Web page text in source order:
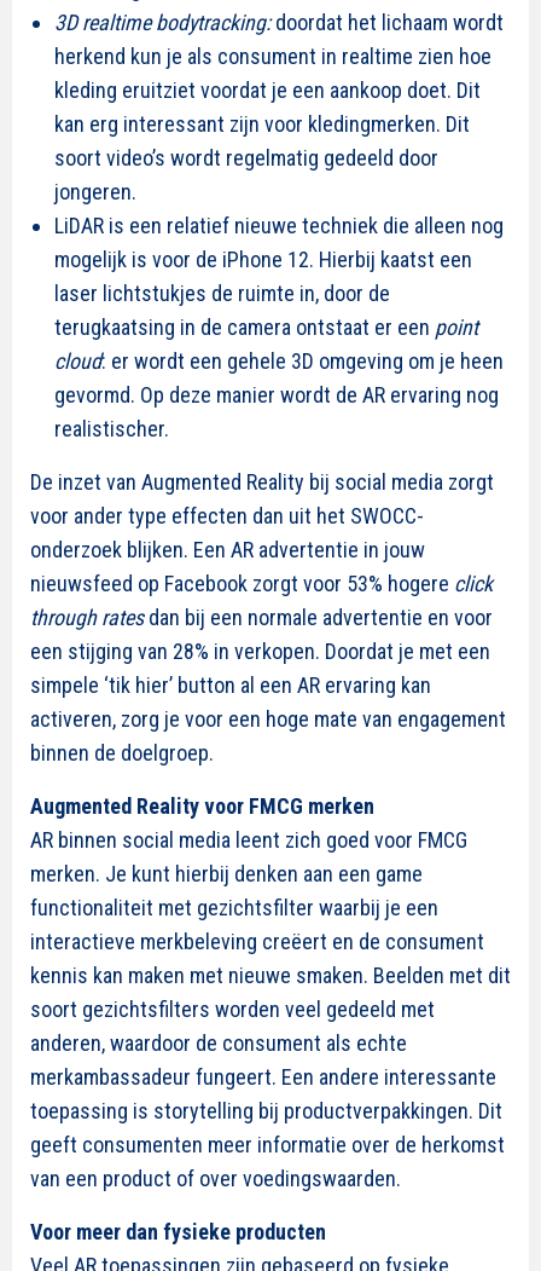
3D realtime bodytracking:doordat het lichaam wordt
herkend kun je als consument in realtime zien hoe
kleding eruitziet voordat je een aankoop doet. Dit
kan erg interessant zijn voor kledingmerken. Dit
soort video’s wordt regelmatig gedeeld door
jongeren.
LiDAR is een relatief nieuwe techniek die alleen nog
mogelijk is voor de iPhone 12. Hierbij kaatst een
laser lichtstukjes de ruimte in, door de
terugkaatsing in de camera ontstaat er een point
cloud: er wordt een gehele 3D omgeving om je heen
gevormd. Op deze manier wordt de AR ervaring nog
realistischer.
De inzet van Augmented Reality bij social media zorgt
voor ander type effecten dan uit het SWOCC-
onderzoek blijken. Een AR advertentie in jouw
nieuwsfeed op Facebook zorgt voor 53% hogere click
through ratesdan bij een normale advertentie en voor
een stijging van 28% in verkopen. Doordat je met een
simpele ‘tik hier’ button al een AR ervaring kan
activeren, zorg je voor een hoge mate van engagement
binnen de doelgroep.
Augmented Reality voor FMCG merken
AR binnen social media leent zich goed voor FMCG
merken. Je kunt hierbij denken aan een game
functionaliteit met gezichtsfilter waarbij je een
interactieve merkbeleving creëert en de consument
kennis kan maken met nieuwe smaken. Beelden met dit
soort gezichtsfilters worden veel gedeeld met
anderen, waardoor de consument als echte
merkambassadeur fungeert. Een andere interessante
toepassing is storytelling bij productverpakkingen. Dit
geeft consumenten meer informatie over de herkomst
van een product of over voedingswaarden.
Voor meer dan fysieke producten
Veel AR toepassingen zijn gebaseerd op fysieke